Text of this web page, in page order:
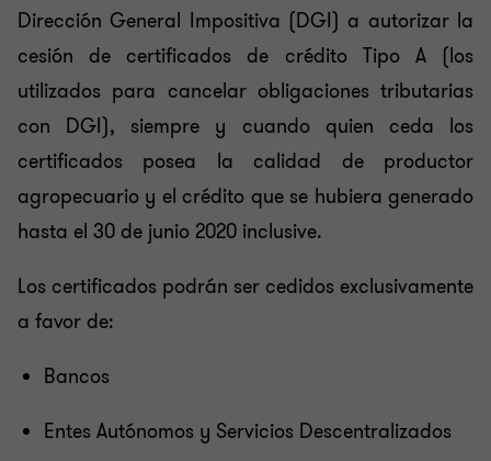
Dirección General Impositiva (DGI) a autorizar la
cesión de certificados de crédito Tipo A (los
utilizados para cancelar obligaciones tributarias
con DGI), siempre y cuando quien ceda los
certificados posea la calidad de productor
agropecuario y el crédito que se hubiera generado
hasta el 30 de junio 2020 inclusive.
Los certificados podrán ser cedidos exclusivamente
a favor de:
Bancos
Entes Autónomos y Servicios Descentralizados